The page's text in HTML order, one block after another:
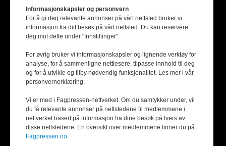
Informasjonskapsler og personvern
For å gi deg relevante annonser på vårt nettsted bruker vi
informasjon fra ditt besøk på vårt nettsted. Du kan reservere
deg mot dette under "Innstillinger".
For øvrig bruker vi informasjonskapsler og lignende verktøy for
analyse, for å sammenligne nettlesere, tilpasse innhold til deg
og for å utvikle og tilby nødvendig funksjonalitet. Les mer i vår
personvernerklæring.
Vi er med i Fagpressen-nettverket. Om du samtykker under, vil
du få relevante annonser på nettstedene til medlemmene i
nettverket basert på informasjon fra dine besøk på tvers av
disse nettstedene. En oversikt over medlemmene finner du på
Fagpressen.no.